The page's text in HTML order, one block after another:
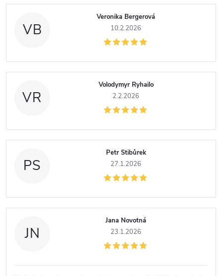
VB
Veronika Bergerová
10.2.2026
VR
Volodymyr Ryhailo
2.2.2026
PS
Petr Stibůrek
27.1.2026
JN
Jana Novotná
23.1.2026